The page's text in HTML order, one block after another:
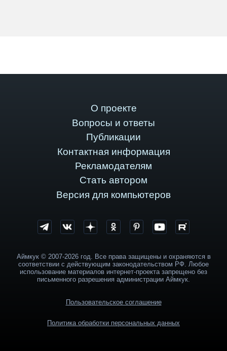
О проекте
Вопросы и ответы
Публикации
Контактная информация
Рекламодателям
Стать автором
Версия для компьютеров
Аймкук © 2007-2026 год. Все права защищены и охраняются в
соответствии с действующим законодательством РФ. Любое
использование материалов интернет-проекта запрещено без
письменного разрешения администрации Аймкук.
Пользовательское соглашение
Политика обработки персональных данных